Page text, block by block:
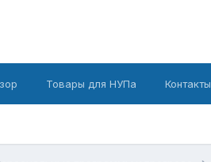
Товары для НУПа Контакты